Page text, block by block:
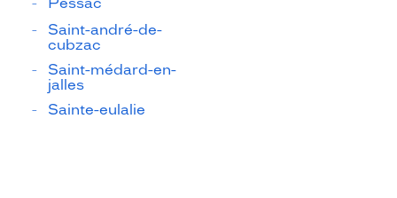
Saint-andré-de-
cubzac
Saint-médard-en-
jalles
Sainte-eulalie